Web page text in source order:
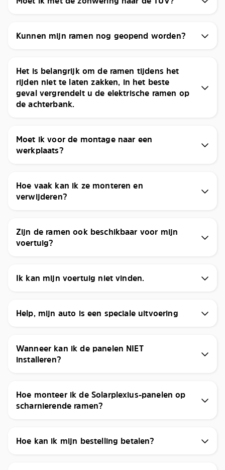
Kunnen mijn ramen nog geopend worden?
Het is belangrijk om de ramen tijdens het
rijden niet te laten zakken, in het beste
geval vergrendelt u de elektrische ramen op
de achterbank.
Moet ik voor de montage naar een
werkplaats?
Hoe vaak kan ik ze monteren en
verwijderen?
Zijn de ramen ook beschikbaar voor mijn
voertuig?
Ik kan mijn voertuig niet vinden.
Help, mijn auto is een speciale uitvoering
Wanneer kan ik de panelen NIET
installeren?
Hoe monteer ik de Solarplexius-panelen op
scharnierende ramen?
Hoe kan ik mijn bestelling betalen?